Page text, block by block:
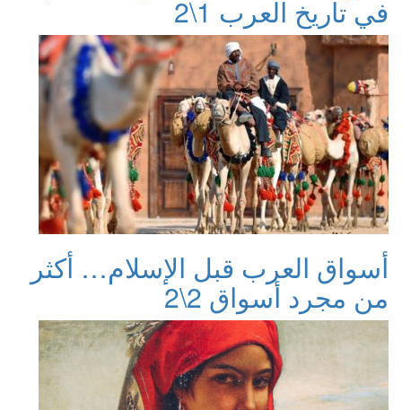
في تاريخ العرب 1\2
أسواق العرب قبل الإسلام… أكثر
من مجرد أسواق 2\2